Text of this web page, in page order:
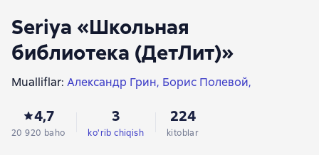
Seriya «Школьная
библиотека (ДетЛит)»
Mualliflar: Александр Грин Борис Полевой
Оскар Уайльд
Софья Прокофьева
Всеволод Владимирович Крестовский
4,7
20 920 baho
3
ko'rib chiqish
224
kitoblar